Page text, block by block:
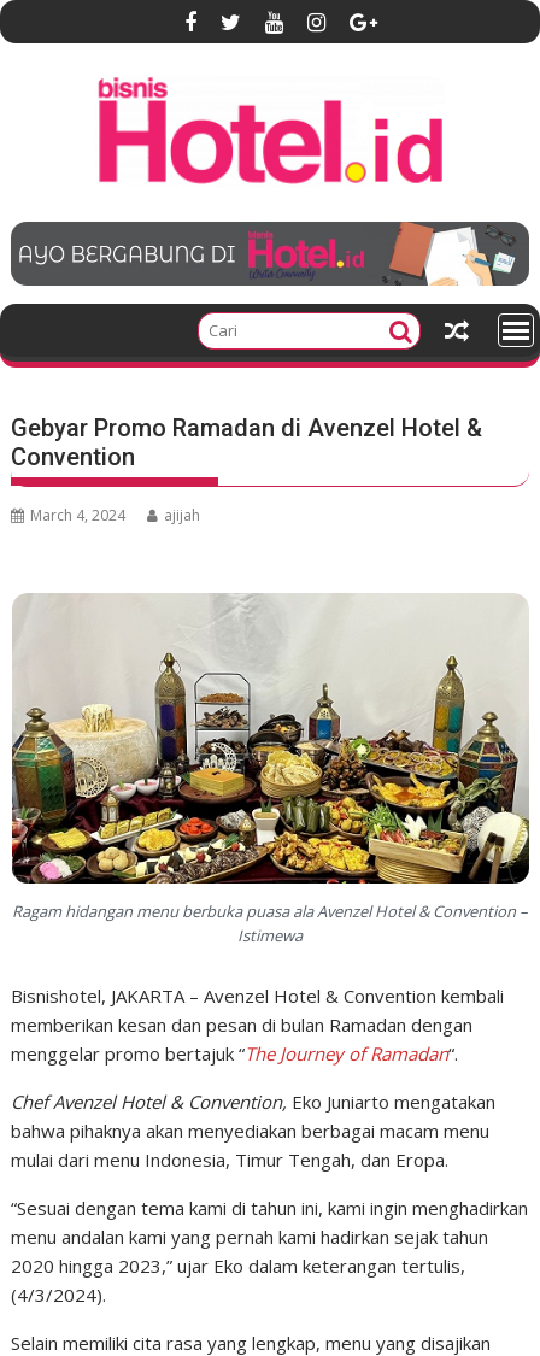
S
k
e
t
Gebyar Promo Ramadan di Avenzel Hotel &
Convention
March 4, 2024 ajijah
Ragam hidangan menu berbuka puasa ala Avenzel Hotel & Convention –
Istimewa
Bisnishotel, JAKARTA – Avenzel Hotel & Convention kembali
memberikan kesan dan pesan di bulan Ramadan dengan
menggelar promo bertajuk “The Journey of Ramadan“.
Chef Avenzel Hotel & Convention, Eko Juniarto mengatakan
bahwa pihaknya akan menyediakan berbagai macam menu
mulai dari menu Indonesia, Timur Tengah, dan Eropa.
“Sesuai dengan tema kami di tahun ini, kami ingin menghadirkan
menu andalan kami yang pernah kami hadirkan sejak tahun
2020 hingga 2023,” ujar Eko dalam keterangan tertulis,
(4/3/2024).
Selain memiliki cita rasa yang lengkap, menu yang disajikan